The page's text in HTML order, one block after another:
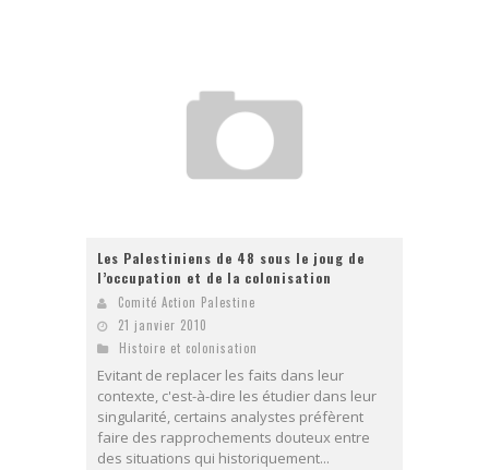
Les Palestiniens de 48 sous le joug de
l’occupation et de la colonisation
Comité Action Palestine
21 janvier 2010
Histoire et colonisation
Evitant de replacer les faits dans leur
contexte, c'est-à-dire les étudier dans leur
singularité, certains analystes préfèrent
faire des rapprochements douteux entre
des situations qui historiquement...